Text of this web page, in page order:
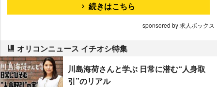
続きはこちら
sponsored by 求人ボックス
オリコンニュース イチオシ特集
川島海荷さんと学ぶ 日常に潜む“人身取
引”のリアル